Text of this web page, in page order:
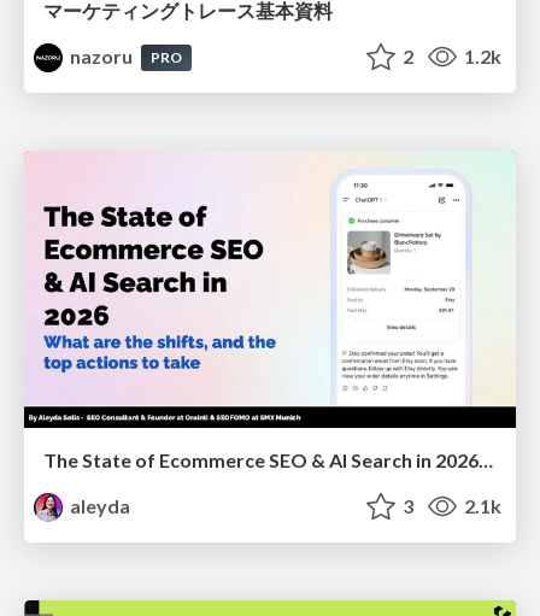
マーケティングトレース基本資料
nazoru
PRO 2 1.2k
aleyda
3 2.1k